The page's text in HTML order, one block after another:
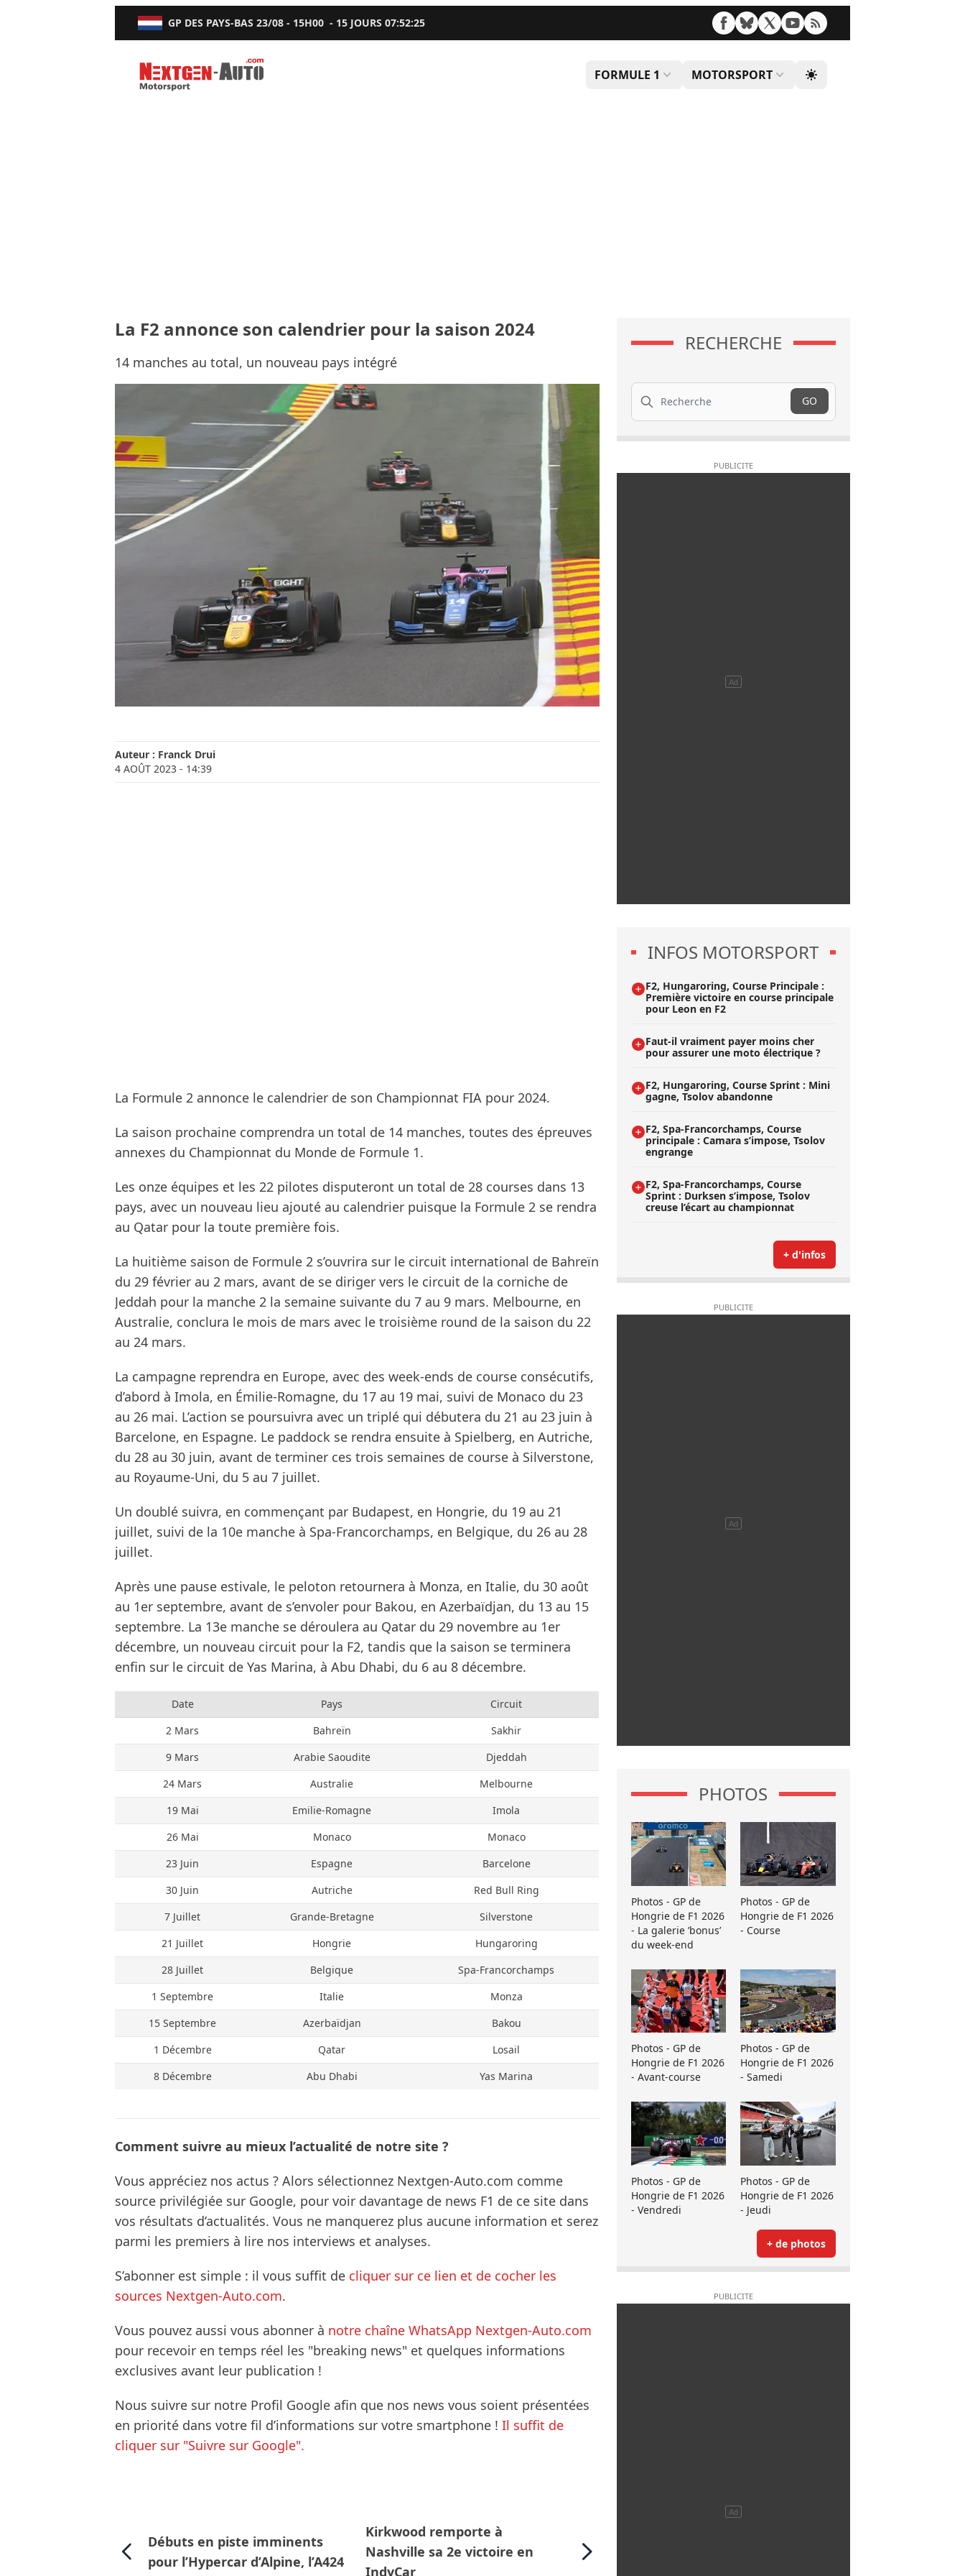
GP DES PAYS-BAS 23/08 - 15H00 - 15 JOURS07:52:24
Nextgen-Auto.com
FORMULE 1 MOTORSPORT
La F2 annonce son calendrier pour la saison 2024
14 manches au total, un nouveau pays intégré
Auteur : Franck Drui
4 AOÛT 2023 - 14:39
La Formule 2 annonce le calendrier de son Championnat FIA pour 2024.
La saison prochaine comprendra un total de 14 manches, toutes des épreuves
annexes du Championnat du Monde de Formule 1.
Les onze équipes et les 22 pilotes disputeront un total de 28 courses dans 13
pays, avec un nouveau lieu ajouté au calendrier puisque la Formule 2 se rendra
au Qatar pour la toute première fois.
La huitième saison de Formule 2 s’ouvrira sur le circuit international de Bahreïn
du 29 février au 2 mars, avant de se diriger vers le circuit de la corniche de
Jeddah pour la manche 2 la semaine suivante du 7 au 9 mars. Melbourne, en
Australie, conclura le mois de mars avec le troisième round de la saison du 22
au 24 mars.
La campagne reprendra en Europe, avec des week-ends de course consécutifs,
d’abord à Imola, en Émilie-Romagne, du 17 au 19 mai, suivi de Monaco du 23
au 26 mai. L’action se poursuivra avec un triplé qui débutera du 21 au 23 juin à
Barcelone, en Espagne. Le paddock se rendra ensuite à Spielberg, en Autriche,
du 28 au 30 juin, avant de terminer ces trois semaines de course à Silverstone,
au Royaume-Uni, du 5 au 7 juillet.
Un doublé suivra, en commençant par Budapest, en Hongrie, du 19 au 21
juillet, suivi de la 10e manche à Spa-Francorchamps, en Belgique, du 26 au 28
juillet.
Après une pause estivale, le peloton retournera à Monza, en Italie, du 30 août
au 1er septembre, avant de s’envoler pour Bakou, en Azerbaïdjan, du 13 au 15
septembre. La 13e manche se déroulera au Qatar du 29 novembre au 1er
décembre, un nouveau circuit pour la F2, tandis que la saison se terminera
enfin sur le circuit de Yas Marina, à Abu Dhabi, du 6 au 8 décembre.
Date Pays
Circuit
2 Mars
Bahreïn
Sakhir
9 Mars
Arabie Saoudite
Djeddah
24 Mars
Australie
Melbourne
19 Mai
Emilie-Romagne
Imola
26 Mai
Monaco
Monaco
23 Juin
Espagne
Barcelone
30 Juin
Autriche
Red Bull Ring
7 Juillet
Grande-Bretagne
Silverstone
21 Juillet
Hongrie
Hungaroring
28 Juillet
Belgique
Spa-Francorchamps
1 Septembre
Italie
Monza
15 Septembre
Azerbaïdjan
Bakou
1 Décembre
Qatar
Losail
8 Décembre
Abu Dhabi Yas Marina
Comment suivre au mieux l’actualité de notre site ?
Vous appréciez nos actus ? Alors sélectionnez Nextgen-Auto.com comme
source privilégiée sur Google, pour voir davantage de news F1 de ce site dans
vos résultats d’actualités. Vous ne manquerez plus aucune information et serez
parmi les premiers à lire nos interviews et analyses.
S’abonner est simple : il vous suffit de cliquer sur ce lien et de cocher les
sources Nextgen-Auto.com.
Vous pouvez aussi vous abonner à notre chaîne WhatsApp Nextgen-Auto.com
pour recevoir en temps réel les "breaking news" et quelques informations
exclusives avant leur publication !
Nous suivre sur notre Profil Google afin que nos news vous soient présentées
en priorité dans votre fil d’informations sur votre smartphone ! Il suffit de
cliquer sur "Suivre sur Google".
Débuts en piste imminents
pour l’Hypercar d’Alpine, l’A424
Kirkwood remporte à
Nashville sa 2e victoire en
IndyCar
RECHERCHE
Recherche
GO
INFOS MOTORSPORT
F2, Hungaroring, Course Principale :
Première victoire en course principale
pour Leon en F2
Faut-il vraiment payer moins cher
pour assurer une moto électrique ?
F2, Hungaroring, Course Sprint : Mini
gagne, Tsolov abandonne
F2, Spa-Francorchamps, Course
principale : Camara s’impose, Tsolov
engrange
F2, Spa-Francorchamps, Course
Sprint : Durksen s’impose, Tsolov
creuse l’écart au championnat
+ d'infos
PHOTOS
Photos - GP de
Hongrie de F1 2026
- La galerie ’bonus’
du week-end
Photos - GP de
Hongrie de F1 2026
- Course
Photos - GP de
Hongrie de F1 2026
- Avant-course
Photos - GP de
Hongrie de F1 2026
- Samedi
Photos - GP de
Hongrie de F1 2026
- Vendredi
Photos - GP de
Hongrie de F1 2026
- Jeudi
+ de photos